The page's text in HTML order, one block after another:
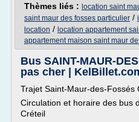
Thèmes liés : location saint
saint maur des fosses particulier /
location / location appartement
appartement maison saint maur
Bus SAINT-MAUR-
pas cher |
Trajet Saint-Maur-des-Fossés
Circulation et horaire des bus
Créteil